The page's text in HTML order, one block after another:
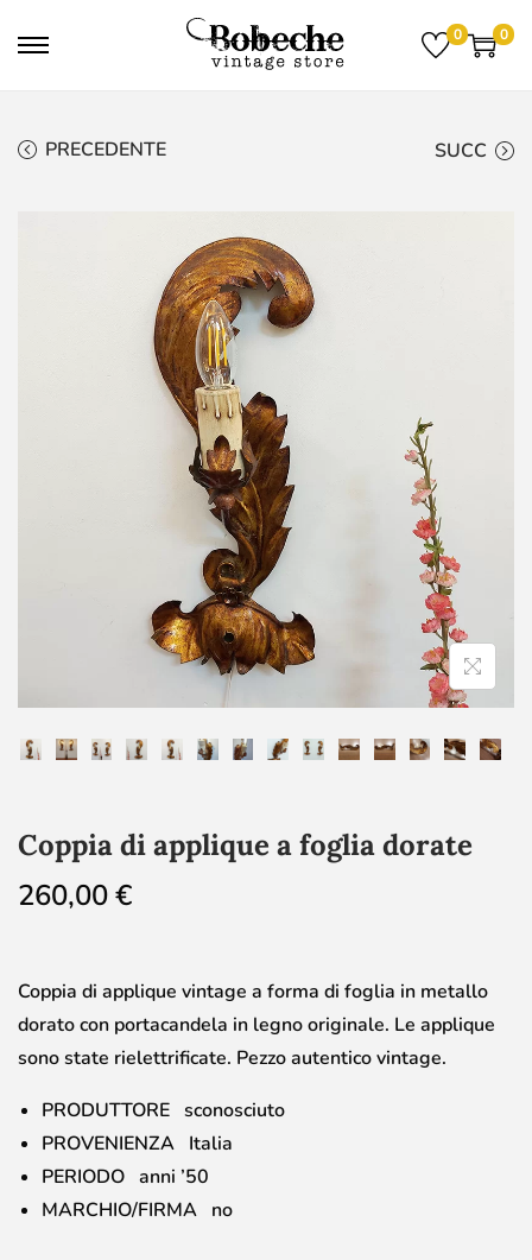
0 0
PRECEDENTE SUCC
Coppia di applique a foglia dorate
260,00€
Coppia di applique vintage a forma di foglia in metallo
dorato con portacandela in legno originale. Le applique
sono state rielettrificate. Pezzo autentico vintage.
PRODUTTORE sconosciuto
PROVENIENZA Italia
PERIODO anni ’50
MARCHIO/FIRMA no